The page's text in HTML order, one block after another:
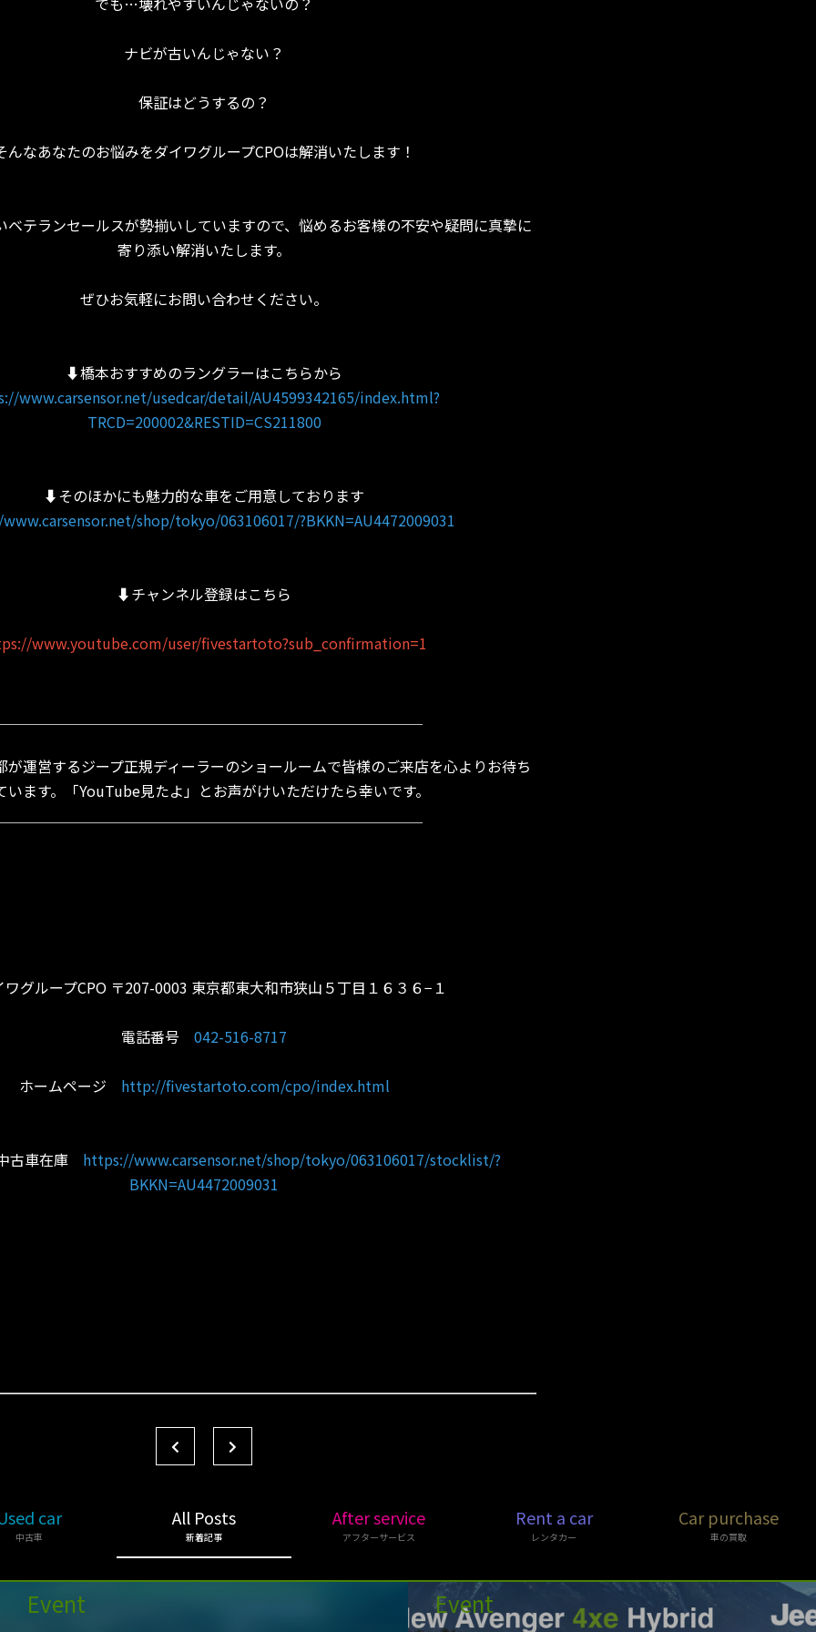
ナビが古いんじゃない？
保証はどうするの？
んなあなたのお悩みをダイワグループCPOは解消いたします！
ベテランセールスが勢揃いしていますので、悩めるお客様の不安や疑問に真摯に
寄り添い解消いたします。
ぜひお気軽にお問い合わせください。
⬇︎橋本おすすめのラングラーはこちらから
www.carsensor.net/usedcar/detail/AU4599342165/index.html?
TRCD=200002&RESTID=CS211800
⬇︎そのほかにも魅力的な車をご用意しております
shop/tokyo/063106017/?BKKN=AU4472009031
⬇︎チャンネル登録はこちら
www.youtube.com/user/fivestartoto?sub_confirmation=1
が運営するジープ正規ディーラーのショールームで皆様のご来店を心よりお待ち
います。「YouTube見たよ」とお声がけいただけたら幸いです。
グループCPO 〒207-0003 東京都東大和市狭山５丁目１６３６−１
電話番号 042-516-8717
ホームページ http://fivestartoto.com/cpo/index.html
古車在庫 https://www.carsensor.net/shop/tokyo/063106017/stocklist/?
BKKN=AU4472009031
car
中古車
All Posts
新着記事
After service
アフターサービス
Rent a car
レンタカー
Car purchase
車の買取
Event Event